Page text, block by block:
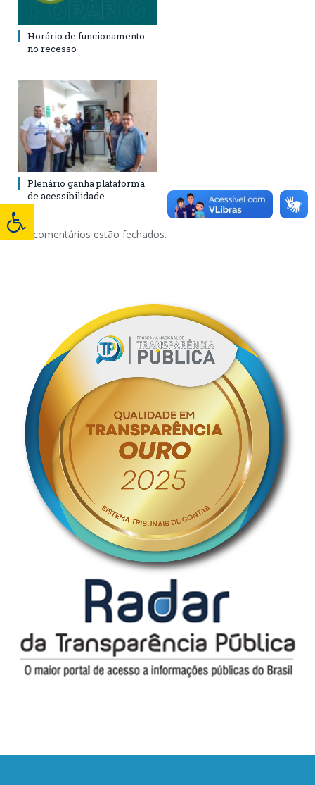
Horário de funcionamento
no recesso
Plenário ganha plataforma
de acessibilidade
Os comentários estão fechados.